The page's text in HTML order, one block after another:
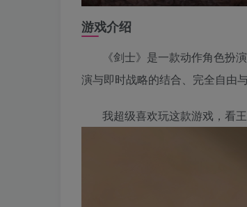
游戏介绍
《剑士》是一款动作角色扮
演与即时战略的结合、完全自由
我超级喜欢玩这款游戏，看